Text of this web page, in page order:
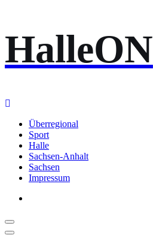
Inhalt
springen
HalleON
Überregional
Sport
Halle
Sachsen-Anhalt
Sachsen
Impressum